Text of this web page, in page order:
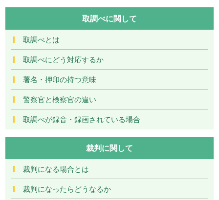
取調べに関して
取調べとは
取調べにどう対応するか
署名・押印の持つ意味
警察官と検察官の違い
取調べが録音・録画されている場合
裁判に関して
裁判になる場合とは
裁判になったらどうなるか